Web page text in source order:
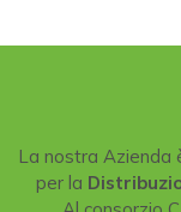
La nostra Azienda
per la